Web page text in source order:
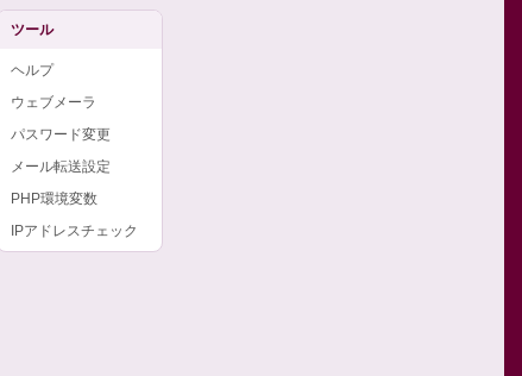
ツール
ヘルプ
ウェブメーラ
パスワード変更
メール転送設定
PHP環境変数
IPアドレスチェック